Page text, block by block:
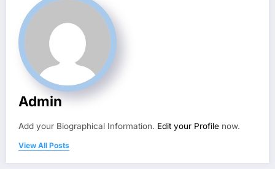
Admin
Add your Biographical Information. Edit your Profile now.
View All Posts